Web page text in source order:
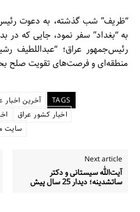
“ظریف” شب گذشته، به دعوت
به “بغداد” سفر نمود، جایی که در
رئیس‌جمهور عراق؛ “عبداللطیف
منطقه‌ای و فرصت‌های تقویت صلح
TAGS آخرین اخبار
اخبار کشور عراق
سایت
Next article
آیت‌الله سیستانی و دکتر
ساتشدینه؛ دیدار 25 سال پیش